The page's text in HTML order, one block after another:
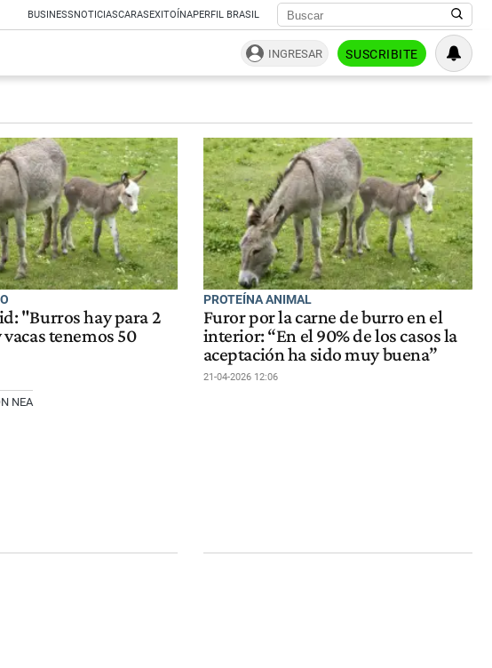
BUSINESSNOTICIASCARASEXITOÍNAPERFIL BRASIL
INGRESAR SUSCRIBITE
"Burros hay para 2
tenemos 50
NEA
PROTEÍNA ANIMAL
Furor por la carne de burro en el
interior: “En el 90% de los casos la
aceptación ha sido muy buena”
21-04-2026 12:06